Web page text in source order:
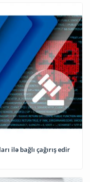
ilə bağlı çağırış edir